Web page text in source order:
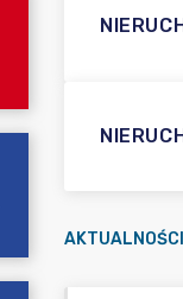
AKTUALNOŚCI